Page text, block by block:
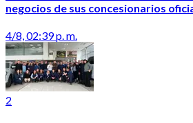
negocios de sus concesionarios
4/8, 02:39 p. m.
2